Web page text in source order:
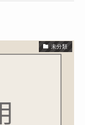
未分類